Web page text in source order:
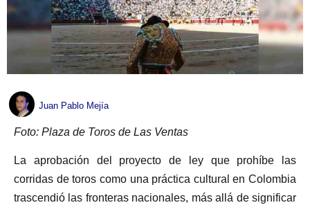
Juan Pablo Mejía
Foto: Plaza de Toros de Las Ventas
La aprobación del proyecto de ley que prohíbe las
corridas de toros como una práctica cultural en Colombia
trascendió las fronteras nacionales, más allá de significar